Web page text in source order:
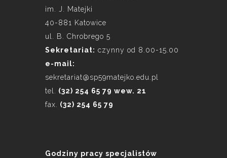
im. J. Matejki
40-881 Katowice
ul. B. Chrobrego 5
Sekretariat: czynny od 8.00-15.00
e-mail:
sekretariat@sp59matejko.edu.pl
tel.
(32) 254 65 79 wew. 21
fax.
(32) 254 65 79
Godziny pracy specjalistów